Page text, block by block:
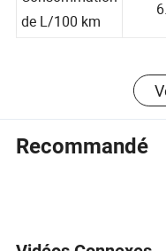
Consommation
Profil de l'entreprise
Chengdu Gezhu
Gezhu automobile est
promouvoir des
qualité sur le marché
Recommandé